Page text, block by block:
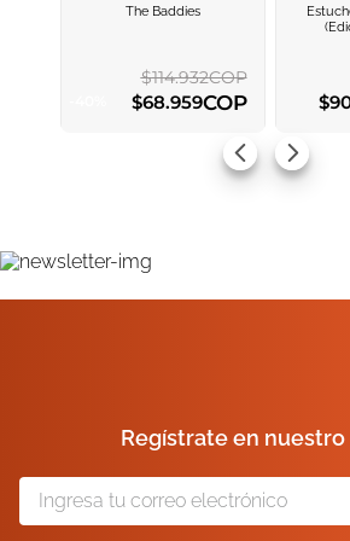
ENVIAR COMENTARIO
The Baddies
$114.932COP
$68.959COP $
Regístrate en